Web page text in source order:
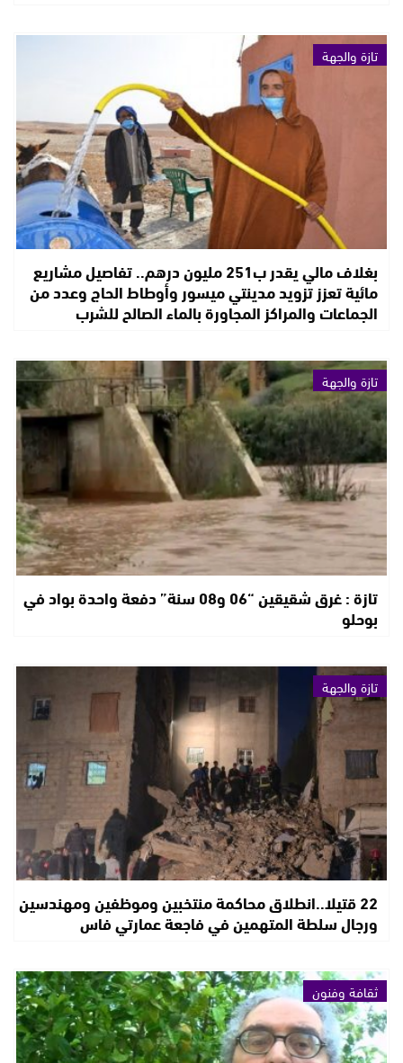
تازة والجهة
بغلاف مالي يقدر ب251 مليون درهم.. تفاصيل مشاريع
مائية تعزز تزويد مدينتي ميسور وأوطاط الحاج وعدد من
الجماعات والمراكز المجاورة بالماء الصالح للشرب
تازة والجهة
تازة : غرق شقيقين “06 و08 سنة” دفعة واحدة بواد في
بوحلو
تازة والجهة
22 قتيلا..انطلاق محاكمة منتخبين وموظفين ومهندسين
ورجال سلطة المتهمين في فاجعة عمارتي فاس
ثقافة وفنون